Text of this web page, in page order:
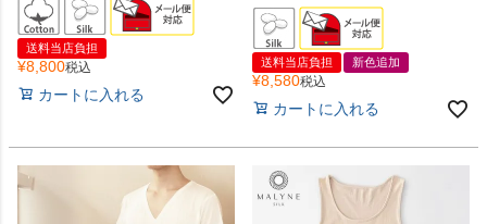
送料当店負担
¥8,800税込
カートに入れる
送料当店負担 新色追加
¥8,580税込
カートに入れる